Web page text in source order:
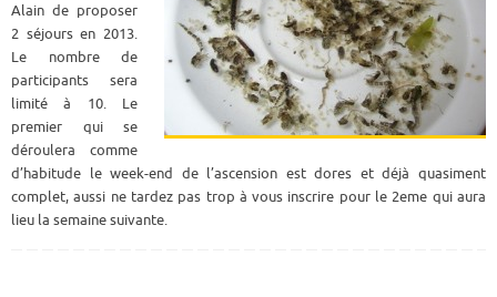
Alain de proposer
2 séjours en 2013.
Le nombre de
participants sera
limité à 10. Le
premier qui se
déroulera comme
d’habitude le week-end de l’ascension est dores et déjà quasiment
complet, aussi ne tardez pas trop à vous inscrire pour le 2eme qui aura
lieu la semaine suivante.